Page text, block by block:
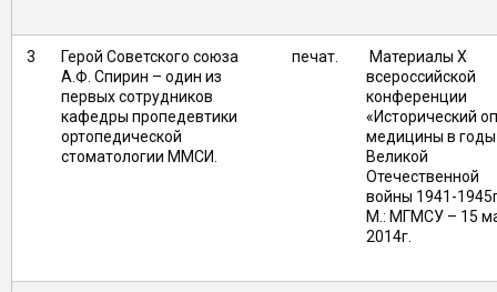
3
Герой Советского союза
А.Ф. Спирин – один из
первых сотрудников
кафедры пропедевтики
ортопедической
стоматологии ММСИ.
печат.
Материалы X
всероссийской
конференции
«Исторический
медицины в годы
Великой
Отечественной
войны 1941-
М.: МГМСУ – 15
2014г.